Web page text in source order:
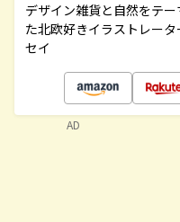
デザイン雑貨と自然をテ
た北欧好きイラストレー
セイ
AD